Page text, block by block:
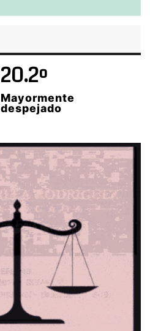
20.2º
Mayormente
despejado